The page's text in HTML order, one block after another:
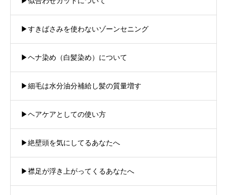
▶︎すきばさみを使わないゾーンセニング
▶︎ヘナ染め（白髪染め）について
▶︎細毛は水分油分補給し髪の質量増す
▶︎ヘアケアとしての使い方
▶︎絶壁頭を気にしてるあなたへ
▶︎襟足が浮き上がってくるあなたへ